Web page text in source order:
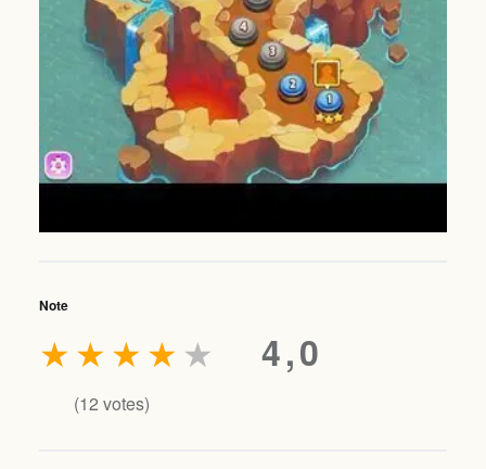
Note
4,0
★
★
★
★
★
(12 votes)